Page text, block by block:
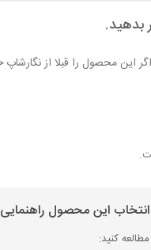
بدهید.
اگر این محصول را قبلا از
این محصول
کنید: